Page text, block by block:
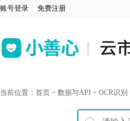
账号登录 免费注册
当前位置： 首页 > 数据与API > OCR识别